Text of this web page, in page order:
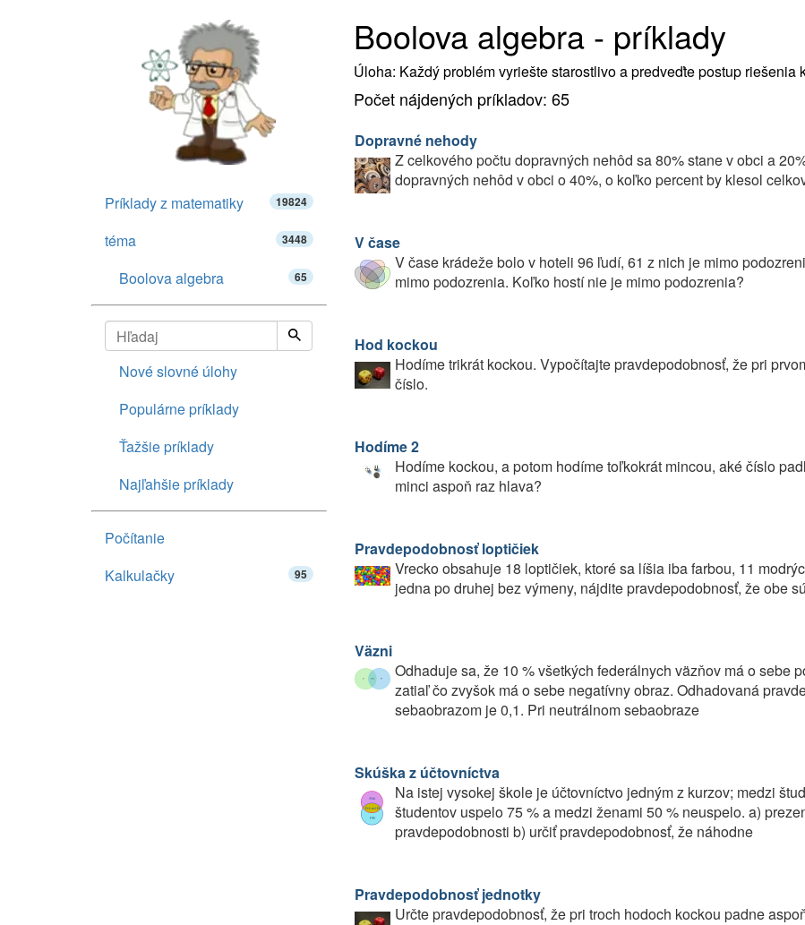
Boolova algebra - príklady
Úloha: Každý problém vyriešte starostlivo a predveďte postup riešenia
Počet nájdených príkladov: 65
Dopravné nehody
Z celkového počtu dopravných nehôd sa 80% stane v obci a
dopravných nehôd v obci o 40%, o koľko percent by klesol
V čase
V čase krádeže bolo v hoteli 96 ľudí, 61 z nich je mimo
mimo podozrenia. Koľko hostí nie je mimo podozrenia?
Hod kockou
Hodíme trikrát kockou. Vypočítajte pravdepodobnosť, že pri
číslo.
Hodíme 2
Hodíme kockou, a potom hodíme toľkokrát mincou, aké číslo
minci aspoň raz hlava?
Pravdepodobnosť loptičiek
Vrecko obsahuje 18 loptičiek, ktoré sa líšia iba farbou, 11
jedna po druhej bez výmeny, nájdite pravdepodobnosť, že obe
Väzni
Odhaduje sa, že 10 % všetkých federálnych väzňov má o sebe
zatiaľ čo zvyšok má o sebe negatívny obraz. Odhadovaná
sebaobrazom je 0,1. Pri neutrálnom sebaobraze
Skúška z účtovníctva
Na istej vysokej škole je účtovníctvo jedným z kurzov; medzi
študentov uspelo 75 % a medzi ženami 50 % neuspelo. a)
pravdepodobnosti b) určiť pravdepodobnosť, že náhodne
Pravdepodobnosť jednotky
Určte pravdepodobnosť, že pri troch hodoch kockou padne
Príklady z matematiky 19824
téma 3448
Boolova algebra 65
Nové slovné úlohy
Populárne príklady
Ťažšie príklady
Najľahšie príklady
Počítanie
Kalkulačky
95